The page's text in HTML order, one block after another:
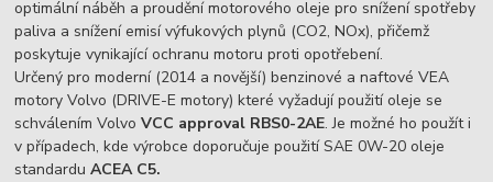
optimální náběh a proudění motorového oleje pro snížení spotřeby
paliva a snížení emisí výfukových plynů (CO2, NOx), přičemž
poskytuje vynikající ochranu motoru proti opotřebení.
Určený pro moderní (2014 a novější) benzinové a naftové VEA
motory Volvo (DRIVE-E motory) které vyžadují použití oleje se
schválením VolvoVCC approval RBS0-2AE. Je možné ho použít i
v případech, kde výrobce doporučuje použití SAE 0W-20 oleje
standarduACEA C5.